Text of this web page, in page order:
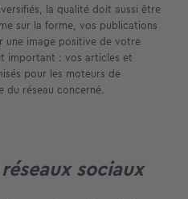
la qualité doit aussi être
sur la forme, vos publications
une image positive de votre
important : vos articles et
pour les moteurs de
du réseau concerné.
sociaux